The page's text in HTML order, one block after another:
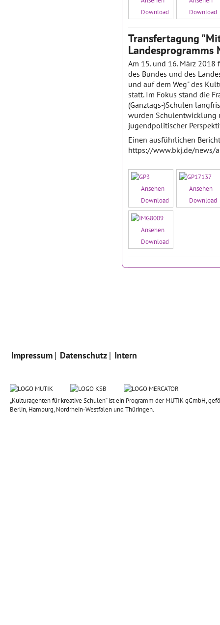
Download
Download
Transfertagung
Landesprogramms
Am 15. und 16. März
des Bundes und des
und auf dem Weg" des
statt. Im Fokus stand die
(Ganztags-)Schulen
wurden Schulentwicklung
jugendpolitischer
Einen ausführlichen
https://www.bkj.de/
Ansehen
Download
Ansehen
Download
Ansehen
Download
Impressum Datenschutz Intern
„Kulturagenten für kreative Schulen“ ist ein Programm der MUTIK gGmbH,
Berlin, Hamburg, Nordrhein-Westfalen und Thüringen.